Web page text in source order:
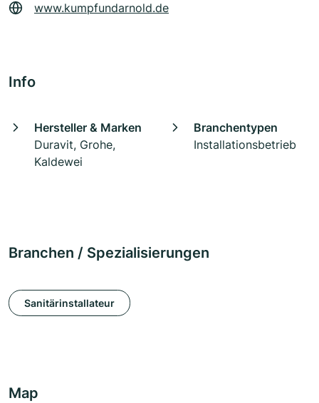
www.kumpfundarnold.de
Info
Hersteller & Marken
Duravit, Grohe,
Kaldewei
Branchentypen
Installationsbetrieb
Branchen / Spezialisierungen
Sanitärinstallateur
Map